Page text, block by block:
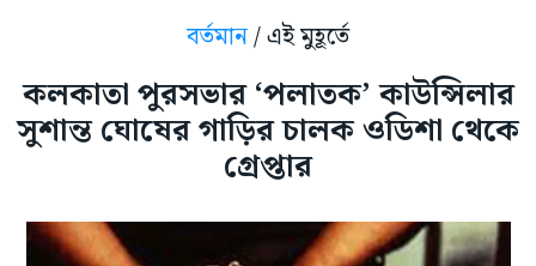
বর্তমান/ এই মুহূর্তে
কলকাতা পুরসভার ‘পলাতক’ কাউন্সিলার
সুশান্ত ঘোষের গাড়ির চালক ওডিশা থেকে
গ্রেপ্তার